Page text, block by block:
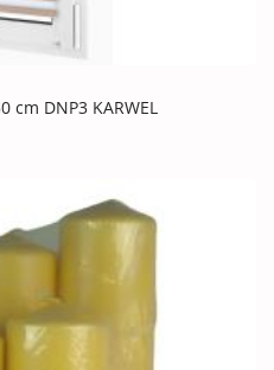
cm DNP3 KARWEL